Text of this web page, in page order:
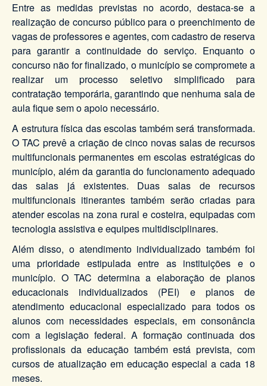
Entre as medidas previstas no acordo, destaca-se a
realização de concurso público para o preenchimento de
vagas de professores e agentes, com cadastro de reserva
para garantir a continuidade do serviço. Enquanto o
concurso não for finalizado, o município se compromete a
realizar um processo seletivo simplificado para
contratação temporária, garantindo que nenhuma sala de
aula fique sem o apoio necessário.
A estrutura física das escolas também será transformada.
O TAC prevê a criação de cinco novas salas de recursos
multifuncionais permanentes em escolas estratégicas do
município, além da garantia do funcionamento adequado
das salas já existentes. Duas salas de recursos
multifuncionais itinerantes também serão criadas para
atender escolas na zona rural e costeira, equipadas com
tecnologia assistiva e equipes multidisciplinares.
Além disso, o atendimento individualizado também foi
uma prioridade estipulada entre as instituições e o
município. O TAC determina a elaboração de planos
educacionais individualizados (PEI) e planos de
atendimento educacional especializado para todos os
alunos com necessidades especiais, em consonância
com a legislação federal. A formação continuada dos
profissionais da educação também está prevista, com
cursos de atualização em educação especial a cada 18
meses.